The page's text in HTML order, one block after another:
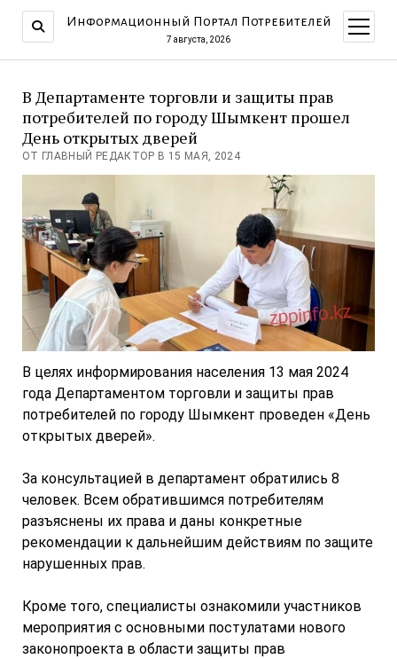
Информационный Портал Потребителей
7 августа, 2026
меню
В Департаменте торговли и защиты прав
потребителей по городу Шымкент прошел
День открытых дверей
ОТ ГЛАВНЫЙ РЕДАКТОР В 15 МАЯ, 2024
В целях информирования населения 13 мая 2024
года Департаментом торговли и защиты прав
потребителей по городу Шымкент проведен «День
открытых дверей».
За консультацией в департамент обратились 8
человек. Всем обратившимся потребителям
разъяснены их права и даны конкретные
рекомендации к дальнейшим действиям по защите
нарушенных прав.
Кроме того, специалисты ознакомили участников
мероприятия с основными постулатами нового
законопроекта в области защиты прав